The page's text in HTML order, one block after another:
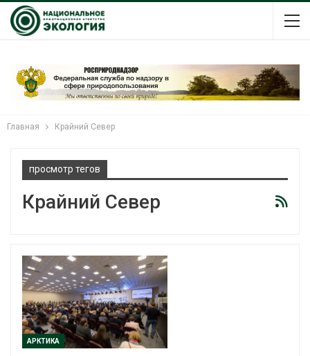
Главная Крайний Север
просмотр тегов
Крайний Север
АРКТИКА